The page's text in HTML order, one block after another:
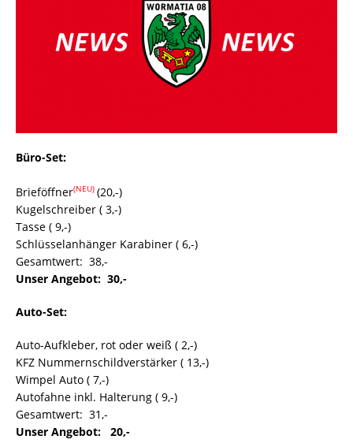
Büro-Set:
Brieföffner(NEU) (20,-)
Kugelschreiber ( 3,-)
Tasse ( 9,-)
Schlüsselanhänger Karabiner ( 6,-)
Gesamtwert:  38,-
Unser Angebot:  30,-
Auto-Set:
Auto-Aufkleber, rot oder weiß ( 2,-)
KFZ Nummernschildverstärker ( 13,-)
Wimpel Auto ( 7,-)
Autofahne inkl. Halterung ( 9,-)
Gesamtwert:  31,-
Unser Angebot:  20,-